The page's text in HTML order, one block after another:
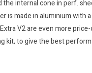
the internal cone in perf.
is made in aluminium with
V2 are even more
kit, to give the best